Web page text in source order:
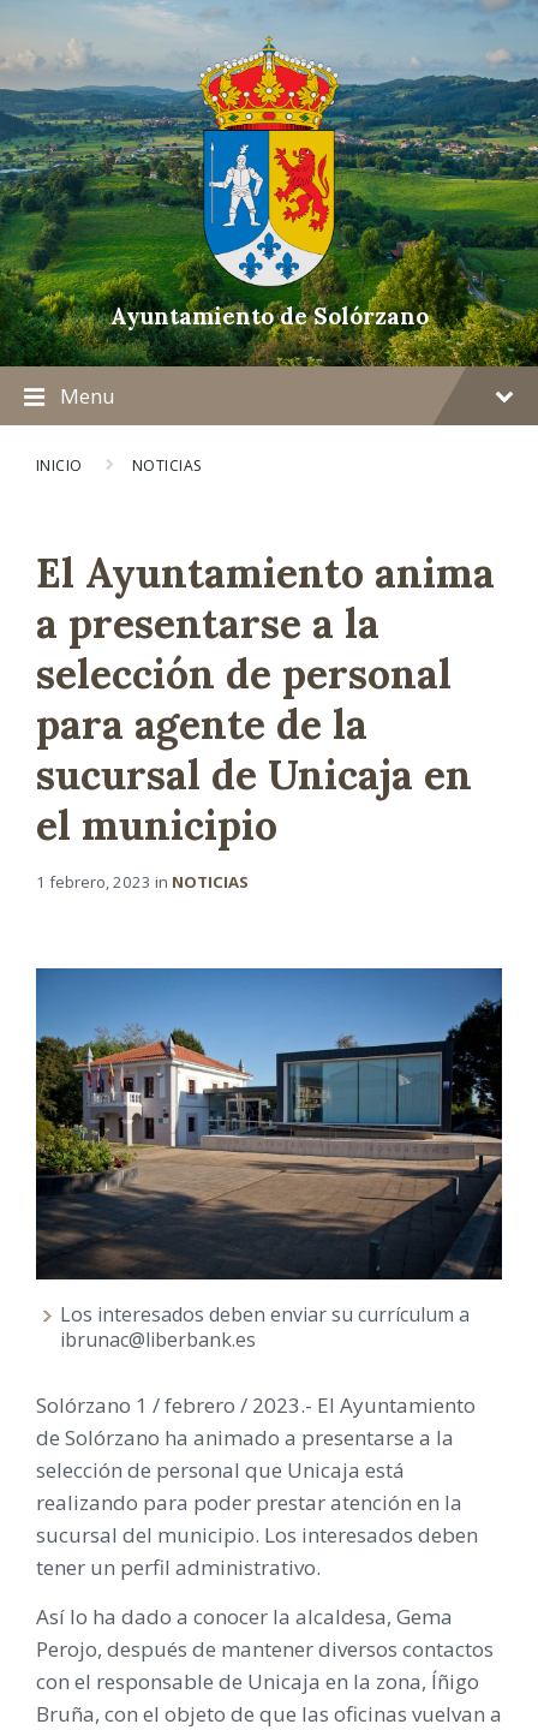
Ayuntamiento de Solórzano
Menu
INICIO NOTICIAS
El Ayuntamiento anima
a presentarse a la
selección de personal
para agente de la
sucursal de Unicaja en
el municipio
1 febrero, 2023 in NOTICIAS
Los interesados deben enviar su currículum a
ibrunac@liberbank.es
Solórzano 1 / febrero / 2023.- El Ayuntamiento
de Solórzano ha animado a presentarse a la
selección de personal que Unicaja está
realizando para poder prestar atención en la
sucursal del municipio. Los interesados deben
tener un perfil administrativo.
Así lo ha dado a conocer la alcaldesa, Gema
Perojo, después de mantener diversos contactos
con el responsable de Unicaja en la zona, Íñigo
Bruña, con el objeto de que las oficinas vuelvan a